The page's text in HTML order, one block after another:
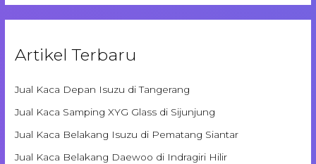
Artikel Terbaru
Jual Kaca Depan Isuzu di Tangerang
Jual Kaca Samping XYG Glass di Sijunjung
Jual Kaca Belakang Isuzu di Pematang Siantar
Jual Kaca Belakang Daewoo di Indragiri Hilir